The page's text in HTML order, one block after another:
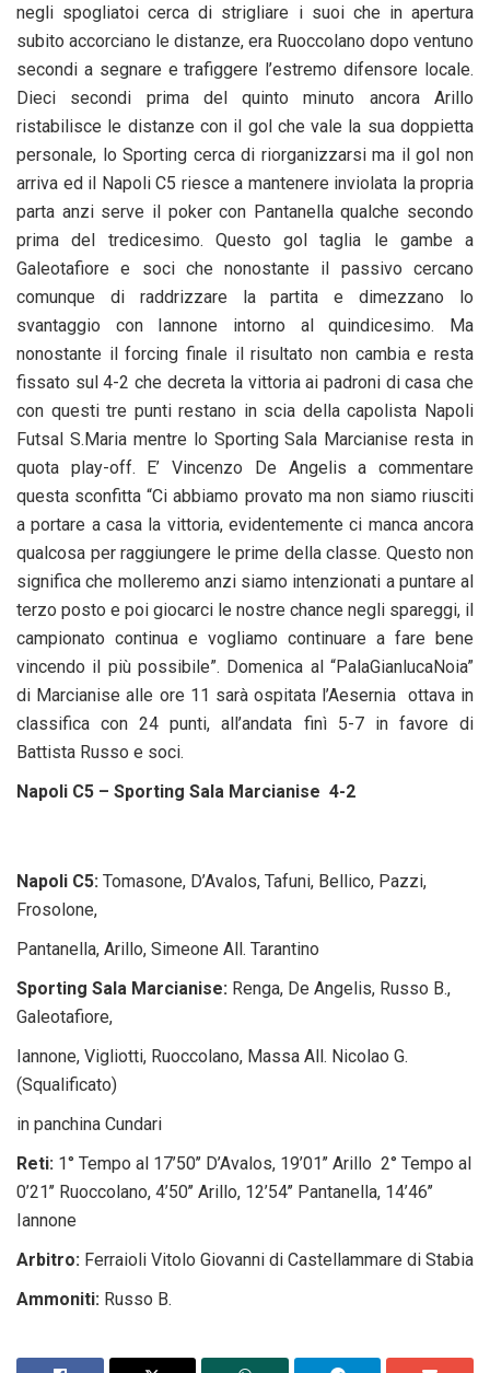
negli spogliatoi cerca di strigliare i suoi che in apertura
subito accorciano le distanze, era Ruoccolano dopo ventuno
secondi a segnare e trafiggere l’estremo difensore locale.
Dieci secondi prima del quinto minuto ancora Arillo
ristabilisce le distanze con il gol che vale la sua doppietta
personale, lo Sporting cerca di riorganizzarsi ma il gol non
arriva ed il Napoli C5 riesce a mantenere inviolata la propria
parta anzi serve il poker con Pantanella qualche secondo
prima del tredicesimo. Questo gol taglia le gambe a
Galeotafiore e soci che nonostante il passivo cercano
comunque di raddrizzare la partita e dimezzano lo
svantaggio con Iannone intorno al quindicesimo. Ma
nonostante il forcing finale il risultato non cambia e resta
fissato sul 4-2 che decreta la vittoria ai padroni di casa che
con questi tre punti restano in scia della capolista Napoli
Futsal S.Maria mentre lo Sporting Sala Marcianise resta in
quota play-off. E’ Vincenzo De Angelis a commentare
questa sconfitta “Ci abbiamo provato ma non siamo riusciti
a portare a casa la vittoria, evidentemente ci manca ancora
qualcosa per raggiungere le prime della classe. Questo non
significa che molleremo anzi siamo intenzionati a puntare al
terzo posto e poi giocarci le nostre chance negli spareggi, il
campionato continua e vogliamo continuare a fare bene
vincendo il più possibile”. Domenica al “PalaGianlucaNoia”
di Marcianise alle ore 11 sarà ospitata l’Aesernia ottava in
classifica con 24 punti, all’andata finì 5-7 in favore di
Battista Russo e soci.
Napoli C5 – Sporting Sala Marcianise 4-2
Napoli C5: Tomasone, D’Avalos, Tafuni, Bellico, Pazzi,
Frosolone,
Pantanella, Arillo, Simeone All. Tarantino
Sporting Sala Marcianise: Renga, De Angelis, Russo B.,
Galeotafiore,
Iannone, Vigliotti, Ruoccolano, Massa All. Nicolao G.
(Squalificato)
in panchina Cundari
Reti: 1° Tempo al 17’50’’ D’Avalos, 19’01’’ Arillo 2° Tempo al
0’21’’ Ruoccolano, 4’50’’ Arillo, 12’54’’ Pantanella, 14’46’’
Iannone
Arbitro: Ferraioli Vitolo Giovanni di Castellammare di Stabia
Ammoniti: Russo B.